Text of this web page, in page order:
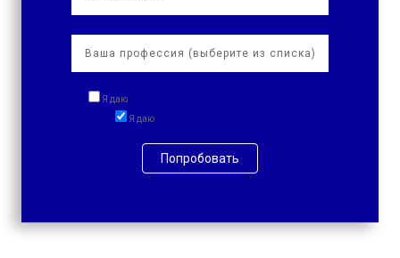
Я даю
Я даю
Попробовать